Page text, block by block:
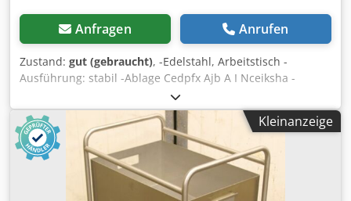
Anfragen Anrufen
Zustand: gut (gebraucht), -Edelstahl, Arbeitstisch -
Ausführung: stabil -Ablage Cedpfx Ajb A I Nceiksha -
doppelseitiger Tisch -Abmessungen: 2000/1800/H800 mm -
Gewicht: 100 kg
Kleinanzeige